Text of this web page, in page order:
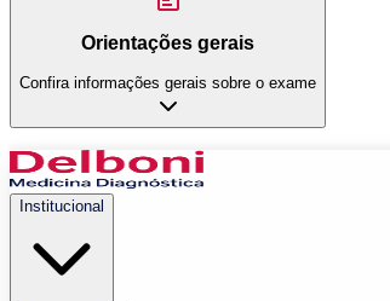
Orientações gerais
Confira informações gerais sobre o exame
Institucional